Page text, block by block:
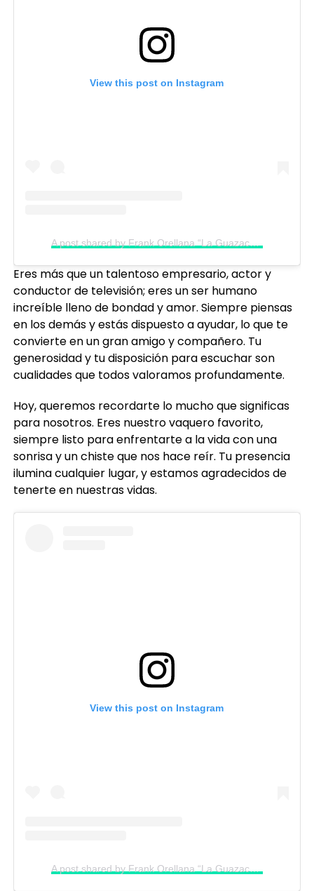
View this post on Instagram
A post shared by Frank Orellana “La Guazaca” (@frankorellana.gt)
Eres más que un talentoso empresario, actor y
conductor de televisión; eres un ser humano
increíble lleno de bondad y amor. Siempre piensas
en los demás y estás dispuesto a ayudar, lo que te
convierte en un gran amigo y compañero. Tu
generosidad y tu disposición para escuchar son
cualidades que todos valoramos profundamente.
Hoy, queremos recordarte lo mucho que significas
para nosotros. Eres nuestro vaquero favorito,
siempre listo para enfrentarte a la vida con una
sonrisa y un chiste que nos hace reír. Tu presencia
ilumina cualquier lugar, y estamos agradecidos de
tenerte en nuestras vidas.
View this post on Instagram